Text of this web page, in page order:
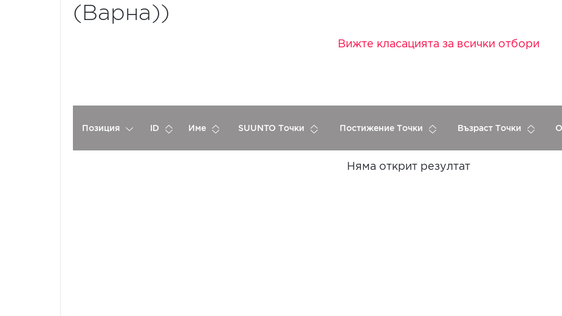
(Варна))
Вижте класацията за всички отбори
Позиция ID Име SUUNTO Точки Постижение Точки Възраст Точки
Няма открит резултат